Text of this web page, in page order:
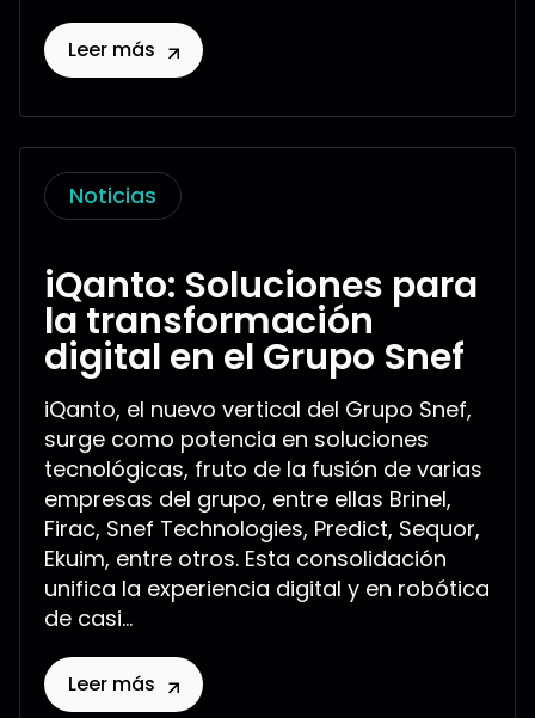
Leer más
Noticias
iQanto: Soluciones para
la transformación
digital en el Grupo Snef
iQanto, el nuevo vertical del Grupo Snef,
surge como potencia en soluciones
tecnológicas, fruto de la fusión de varias
empresas del grupo, entre ellas Brinel,
Firac, Snef Technologies, Predict, Sequor,
Ekuim, entre otros. Esta consolidación
unifica la experiencia digital y en robótica
de casi...
Leer más